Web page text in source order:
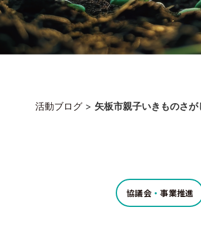
活動ブログ > 矢板市親子いきものさ
協議会・事業推進